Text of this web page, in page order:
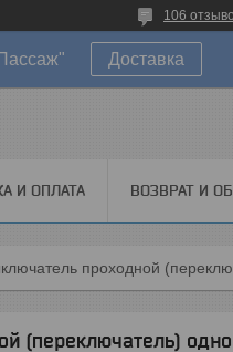
106
Доставка
И ОПЛАТА ВОЗВРАТ И
(переключатель)